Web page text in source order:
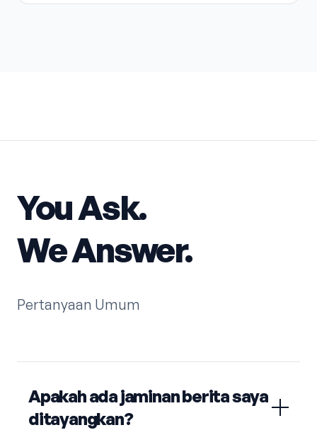
You Ask.
We Answer.
Pertanyaan Umum
Apakah ada jaminan berita saya
ditayangkan?